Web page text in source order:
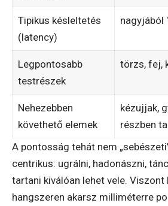
Tipikus késleltetés
(latency)
nagyjából
Legpontosabb
testrészek
törzs, fej,
Nehezebben
követhető elemek
kézujjak,
részben
A pontosság tehát nem
centrikus: ugrálni, hadonászni,
tartani kiválóan lehet vele. Viszont
hangszeren akarsz milliméterre